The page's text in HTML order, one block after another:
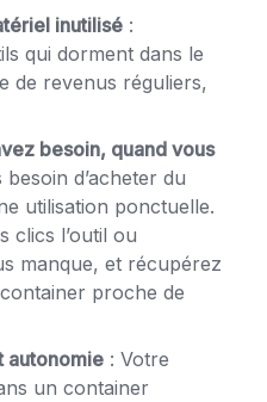
inutilisé :
qui dorment dans le
de revenus réguliers,
besoin, quand vous
besoin d’acheter du
utilisation ponctuelle.
clics l’outil ou
manque, et récupérez
proche de
autonomie : Votre
un container